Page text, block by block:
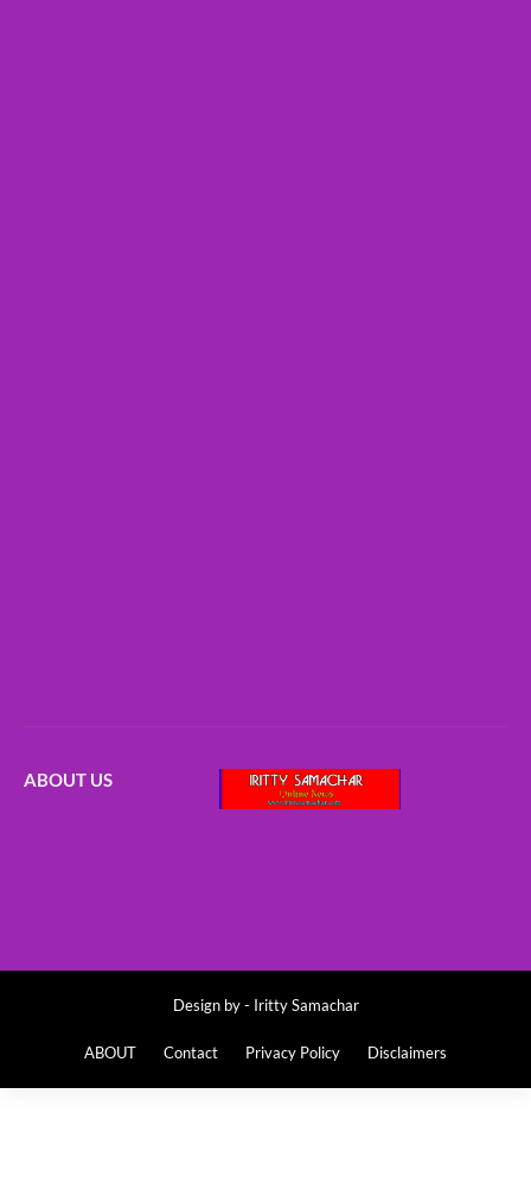
ABOUT US
Design by - Iritty Samachar
ABOUT Contact Privacy Policy Disclaimers